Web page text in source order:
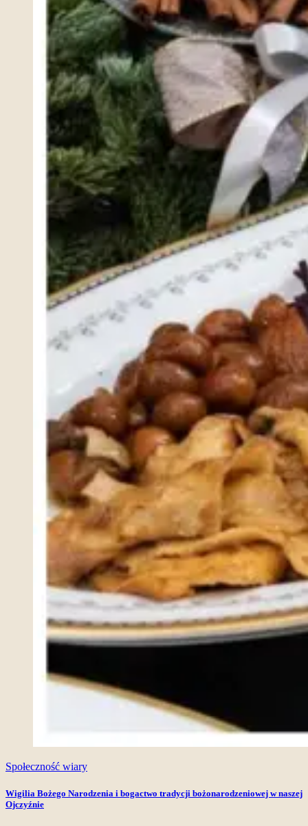
Społeczność wiary
Wigilia Bożego Narodzenia i bogactwo tradycji bożonarodzeniowej w naszej
Ojczyźnie